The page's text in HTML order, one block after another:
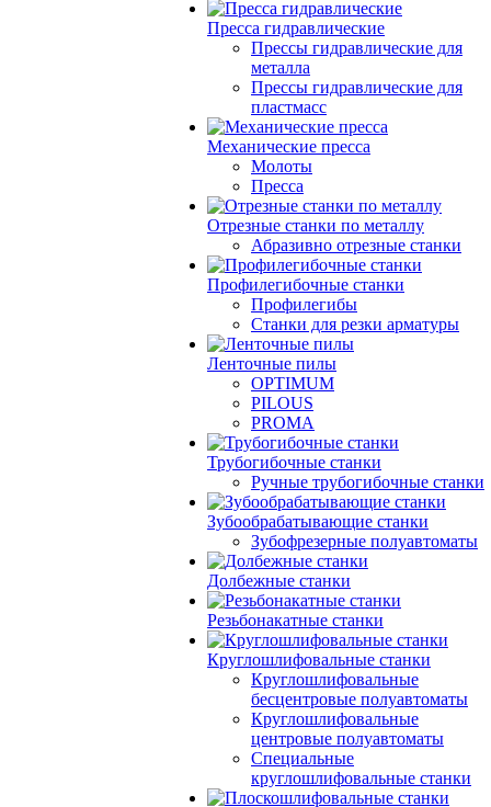
Пресса гидравлические
Прессы гидравлические для
металла
Прессы гидравлические для
пластмасс
Механические пресса
Молоты
Пресса
Отрезные станки по металлу
Абразивно отрезные станки
Профилегибочные станки
Профилегибы
Станки для резки арматуры
Ленточные пилы
OPTIMUM
PILOUS
PROMA
Трубогибочные станки
Ручные трубогибочные станки
Зубообрабатывающие станки
Зубофрезерные полуавтоматы
Долбежные станки
Резьбонакатные станки
Круглошлифовальные станки
Круглошлифовальные
бесцентровые полуавтоматы
Круглошлифовальные
центровые полуавтоматы
Специальные
круглошлифовальные станки